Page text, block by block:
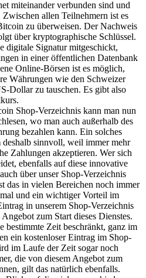
miteinander verbunden sind und
allen Teilnehmern ist es
zu überweisen. Der Nachweis
über kryptographische Schlüssel.
digitale Signatur mitgeschickt,
in einer öffentlichen Datenbank
Online-Börsen ist es möglich,
Währungen wie den Schweizer
Dollar zu tauschen. Es gibt also
Shop-Verzeichnis kann man nun
wo man auch außerhalb des
bezahlen kann. Ein solches
sinnvoll, weil immer mehr
Zahlungen akzeptieren. Wer sich
ebenfalls auf diese innovative
über unser Shop-Verzeichnis
das in vielen Bereichen noch immer
und ein wichtiger Vorteil im
in unserem Shop-Verzeichnis
zum Start dieses Dienstes.
bestimmte Zeit beschränkt, ganz im
ein kostenloser Eintrag im Shop-
im Laufe der Zeit sogar noch
die von diesem Angebot zum
gilt das natürlich ebenfalls.